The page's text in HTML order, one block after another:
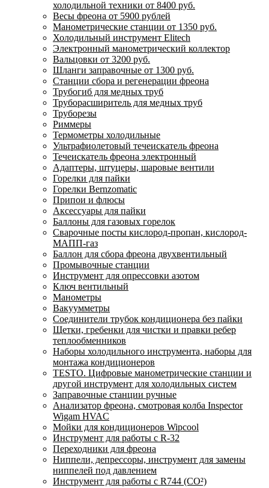
холодильной техники от 8400 руб.
Весы фреона от 5900 рублей
Манометрические станции от 1350 руб.
Холодильный инструмент Elitech
Электронный манометрический коллектор
Вальцовки от 3200 руб.
Шланги заправочные от 1300 руб.
Станции сбора и регенерации фреона
Трубогиб для медных труб
Труборасширитель для медных труб
Труборезы
Риммеры
Термометры холодильные
Ультрафиолетовый течеискатель фреона
Течеискатель фреона электронный
Адаптеры, штуцеры, шаровые вентили
Горелки для пайки
Горелки Bernzomatic
Припои и флюсы
Аксессуары для пайки
Баллоны для газовых горелок
Сварочные посты кислород-пропан, кислород-
МАПП-газ
Баллон для сбора фреона двухвентильный
Промывочные станции
Инструмент для опрессовки азотом
Ключ вентильный
Манометры
Вакуумметры
Соединители трубок кондиционера без пайки
Щетки, гребенки для чистки и правки ребер
теплообменников
Наборы холодильного инструмента, наборы для
монтажа кондиционеров
TESTO. Цифровые манометрические станции и
другой инструмент для холодильных систем
Заправочные станции ручные
Анализатор фреона, смотровая колба Inspector
Wigam HVAC
Мойки для кондиционеров Wipcool
Инструмент для работы с R-32
Переходники для фреона
Ниппели, депрессоры, инструмент для замены
ниппелей под давлением
Инструмент для работы с R744 (CO²)